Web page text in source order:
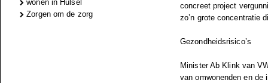
wonen in Hulsel
Zorgen om de zorg
concreet project
zo’n grote concentratie
Gezondheidsrisico’s
Minister Ab Klink van
van omwonenden en de